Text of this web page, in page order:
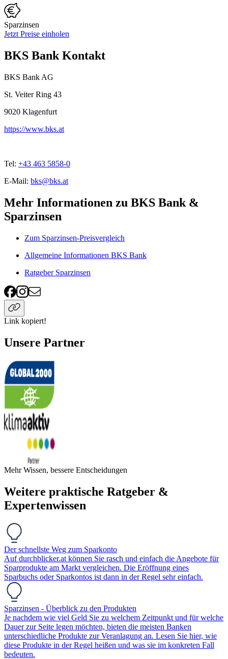
Sparzinsen
Jetzt Preise einholen
BKS Bank Kontakt
BKS Bank AG
St. Veiter Ring 43
9020 Klagenfurt
https://www.bks.at
Tel: +43 463 5858-0
E-Mail: bks@bks.at
Mehr Informationen zu BKS Bank &
Sparzinsen
Zum Sparzinsen-Preisvergleich
Allgemeine Informationen BKS Bank
Ratgeber Sparzinsen
Link kopiert!
Unsere Partner
Mehr Wissen, bessere Entscheidungen
Weitere praktische Ratgeber &
Expertenwissen
Der schnellste Weg zum Sparkonto
Auf durchblicker.at können Sie rasch und einfach die Angebote für
Sparprodukte am Markt vergleichen. Die Eröffnung eines
Sparbuchs oder Sparkontos ist dann in der Regel sehr einfach.
Sparzinsen - Überblick zu den Produkten
Je nachdem wie viel Geld Sie zu welchem Zeitpunkt und für welche
Dauer zur Seite legen möchten, bieten die meisten Banken
unterschiedliche Produkte zur Veranlagung an. Lesen Sie hier, wie
diese Produkte in der Regel heißen und was sie im konkreten Fall
bedeuten.